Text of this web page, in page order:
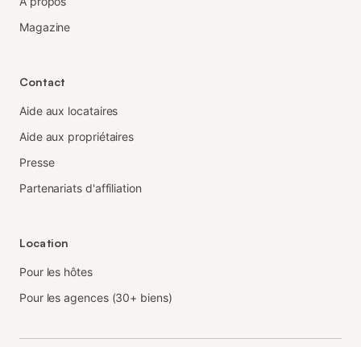
Magazine
Contact
Aide aux locataires
Aide aux propriétaires
Presse
Partenariats d'affiliation
Location
Pour les hôtes
Pour les agences (30+ biens)